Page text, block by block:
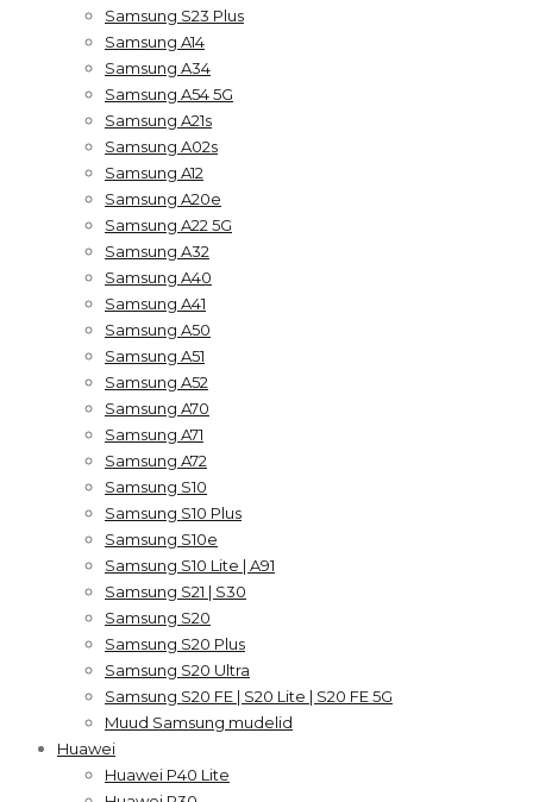
Samsung S23 Plus
Samsung A14
Samsung A34
Samsung A54 5G
Samsung A21s
Samsung A02s
Samsung A12
Samsung A20e
Samsung A22 5G
Samsung A32
Samsung A40
Samsung A41
Samsung A50
Samsung A51
Samsung A52
Samsung A70
Samsung A71
Samsung A72
Samsung S10
Samsung S10 Plus
Samsung S10e
Samsung S10 Lite | A91
Samsung S21 | S30
Samsung S20
Samsung S20 Plus
Samsung S20 Ultra
Samsung S20 FE | S20 Lite | S20 FE 5G
Muud Samsung mudelid
Huawei
Huawei P40 Lite